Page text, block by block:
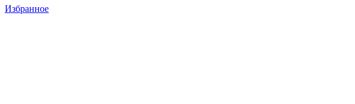
Избранное